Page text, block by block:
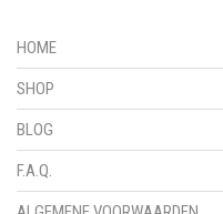
HOME
SHOP
BLOG
F.A.Q.